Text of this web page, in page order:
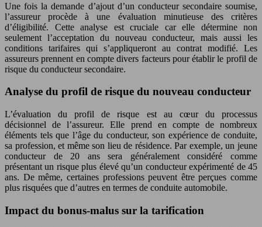
Une fois la demande d’ajout d’un conducteur secondaire soumise,
l’assureur procède à une évaluation minutieuse des critères
d’éligibilité. Cette analyse est cruciale car elle détermine non
seulement l’acceptation du nouveau conducteur, mais aussi les
conditions tarifaires qui s’appliqueront au contrat modifié. Les
assureurs prennent en compte divers facteurs pour établir le profil de
risque du conducteur secondaire.
Analyse du profil de risque du nouveau conducteur
L’évaluation du profil de risque est au cœur du processus
décisionnel de l’assureur. Elle prend en compte de nombreux
éléments tels que l’âge du conducteur, son expérience de conduite,
sa profession, et même son lieu de résidence. Par exemple, un jeune
conducteur de 20 ans sera généralement considéré comme
présentant un risque plus élevé qu’un conducteur expérimenté de 45
ans. De même, certaines professions peuvent être perçues comme
plus risquées que d’autres en termes de conduite automobile.
Impact du bonus-malus sur la tarification